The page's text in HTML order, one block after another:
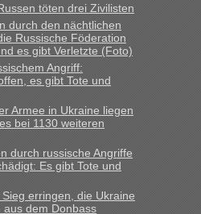
• Deklaration
Zoll
ob ich hier richtig bin mit meiner
mit gebrauchter
in die Ukraine
Kleidung...“
• Re: An welchem
und der Ukraine geht es am
wie geplant am Montag
zeitig los gegen 5 Uhr in der
super bis zur Grenze. Nur
töten drei Zivilisten
durch den nächtlichen
Russische Föderation
es gibt Verletzte (Foto)
Angriff:
es gibt Tote und
Armee in Ukraine liegen
bei 1130 weiteren
durch russische Angriffe
Es gibt Tote und
erringen, die Ukraine
aus dem Donbass